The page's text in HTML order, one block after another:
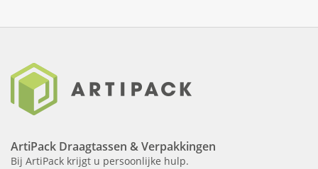
ArtiPack Draagtassen & Verpakkingen
Bij ArtiPack krijgt u persoonlijke hulp.